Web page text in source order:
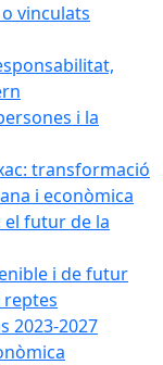
vinculats
i la
transformació
i econòmica
el futur de la
i de futur
reptes
2023-2027